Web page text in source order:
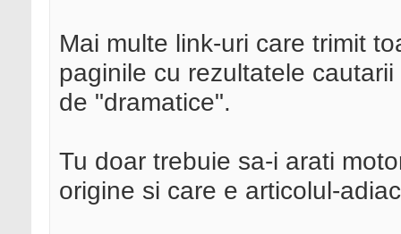
Mai multe link-uri care trimit
paginile cu rezultatele
de "dramatice".
Tu doar trebuie sa-i arati
origine si care e articolul-